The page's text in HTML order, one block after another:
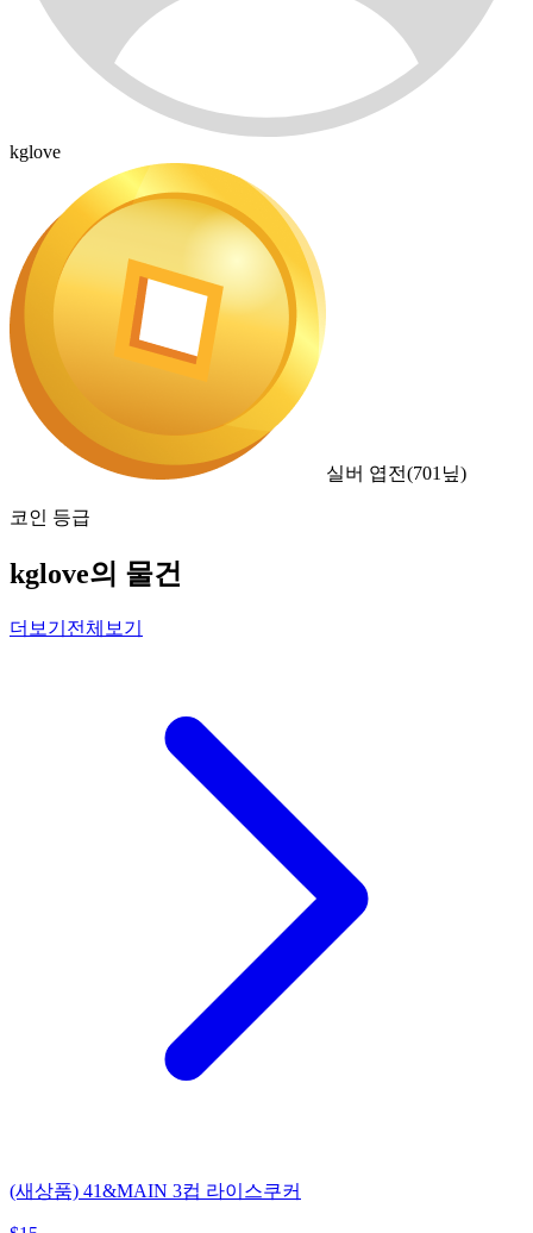
kglove
실버 엽전(701 닢)
코인 등급
kglove의 물건
더보기 전체보기
(새상품) 41&MAIN 3컵 라이스쿠커